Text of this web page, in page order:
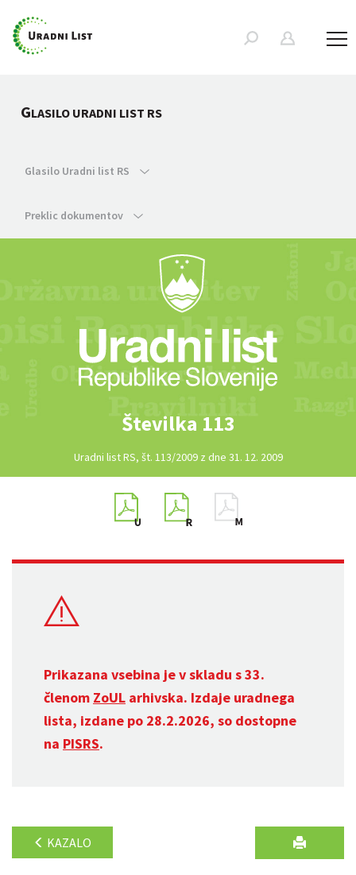
GLASILO URADNI LIST RS
Glasilo Uradni list RS
Preklic dokumentov
Številka 113
Uradni list RS, št. 113/2009 z dne 31. 12. 2009
Prikazana vsebina je v skladu s 33.
členom ZoUL arhivska. Izdaje uradnega
lista, izdane po 28.2.2026, so dostopne
na PISRS.
KAZALO